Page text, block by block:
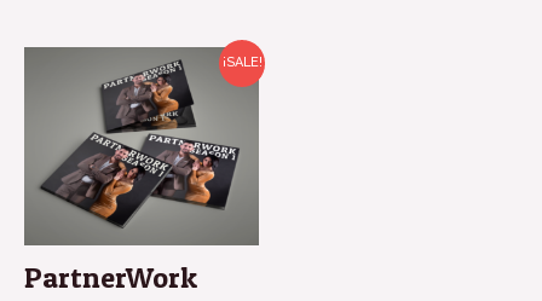
¡SALE!
PartnerWork
precio
original
era:
225,00 €.
El
precio
es:
190,00 €.